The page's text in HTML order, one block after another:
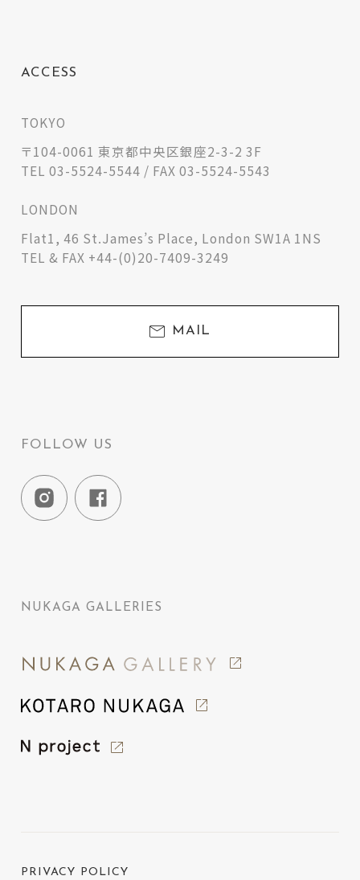
ACCESS
TOKYO
〒104-0061 東京都中央区銀座2-3-2 3F
TEL 03-5524-5544 / FAX 03-5524-5543
LONDON
Flat1, 46 St.James’s Place, London SW1A 1NS
TEL & FAX +44-(0)20-7409-3249
MAIL
FOLLOW US
NUKAGA GALLERIES
PRIVACY POLICY